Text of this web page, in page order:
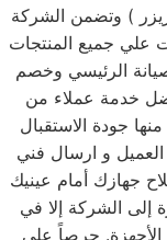
) وتضمن الشركة
بضمان ساري لمدة 5 سنوات علي جميع المنتجات
الرئيسي وخصم
خدمة عملاء من
جودة الاستقبال
و ارسال فني
جهازك أمام عينيك
إلى الشركة إلا في
حرصاً على